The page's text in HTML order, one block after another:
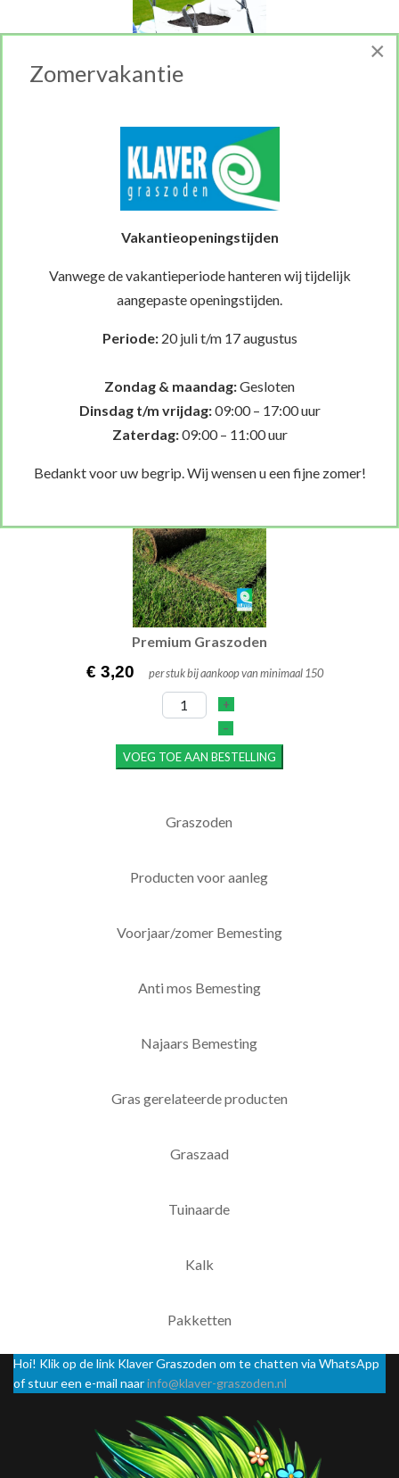
Tuinaarde 1 kuub
€ 72,50
Op voorraad
€ 13,31
Op voorraad
Premium Gras­zoden
€ 3,20 per stuk bij aankoop van minimaal 150
+
–
VOEG TOE AAN BESTELLING
Graszoden
Producten voor aanleg
Voorjaar/zomer Bemesting
Anti mos Bemesting
Najaars Bemesting
Gras gerelateerde producten
Graszaad
Tuinaarde
Kalk
Pakketten
Hoi! Klik op de link Klaver Graszoden om te chatten via WhatsApp
of stuur een e-mail naarinfo@klaver-graszoden.nl
×
Zomervakantie
Vakantieopeningstijden
Vanwege de vakantieperiode hanteren wij tijdelijk
aangepaste openingstijden.
Periode:20 juli t/m 17 augustus
Zondag & maandag:Gesloten
Dinsdag t/m vrijdag:09:00 – 17:00 uur
Zaterdag:09:00 – 11:00 uur
Bedankt voor uw begrip. Wij wensen u een fijne zomer!